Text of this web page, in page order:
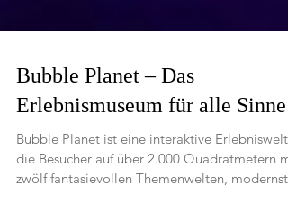
Bubble Planet – Das
Erlebnismuseum für alle Sinne
Bubble Planet ist eine interaktive Erlebniswelt,